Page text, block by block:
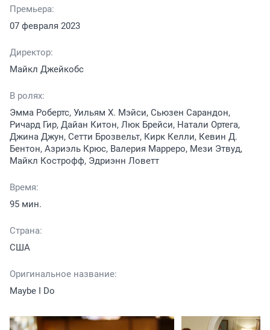
Премьера:
07 февраля 2023
Директор:
Майкл Джейкобс
В ролях:
Эмма Робертс, Уильям Х. Мэйси, Сьюзен Сарандон,
Ричард Гир, Дайан Китон, Люк Брейси, Натали Ортега,
Джина Джун, Сетти Брозвельт, Кирк Келли, Кевин Д.
Бентон, Азриэль Крюс, Валерия Марреро, Мези Этвуд,
Майкл Кострофф, Эдриэнн Ловетт
Время:
95 мин.
Страна:
США
Оригинальное название:
Maybe I Do